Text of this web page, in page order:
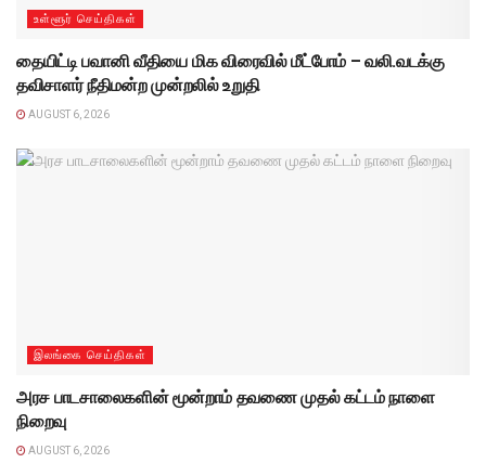
உள்ளூர் செய்திகள்
தையிட்டி பவானி வீதியை மிக விரைவில் மீட்போம் – வலி.வடக்கு
தவிசாளர் நீதிமன்ற முன்றலில் உறுதி
AUGUST 6, 2026
இலங்கை செய்திகள்
அரச பாடசாலைகளின் மூன்றாம் தவணை முதல் கட்டம் நாளை
நிறைவு
AUGUST 6, 2026